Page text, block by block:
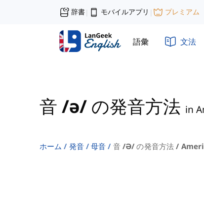
辞書| モバイルアプリ | プレミアム
語彙 文法
音 /ə/ の発音方法 in
ホーム 発音 母音 音 /ə/ の発音方法 /